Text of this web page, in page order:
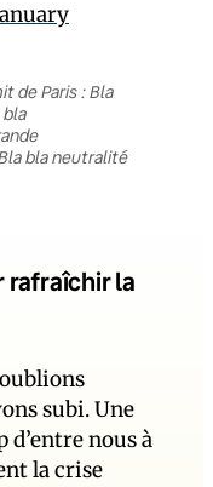
de Paris : Bla
bla
bla neutralité
rafraîchir la
subi. Une
nous à
la crise